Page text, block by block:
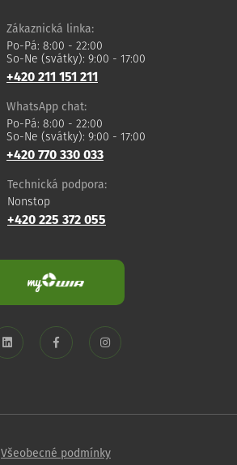
Zákaznická linka:
Po-Pá: 8:00 - 22:00
So-Ne (svátky): 9:00 - 17:00
+420 211 151 211
WhatsApp chat:
Po-Pá: 8:00 - 22:00
So-Ne (svátky): 9:00 - 17:00
+420 770 330 033
Technická podpora:
Nonstop
+420 225 372 055
Všeobecné podmínky